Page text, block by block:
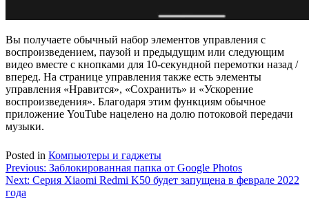
Вы получаете обычный набор элементов управления с
воспроизведением, паузой и предыдущим или следующим
видео вместе с кнопками для 10-секундной перемотки назад /
вперед. На странице управления также есть элементы
управления «Нравится», «Сохранить» и «Ускорение
воспроизведения». Благодаря этим функциям обычное
приложение YouTube нацелено на долю потоковой передачи
музыки.
Posted in Компьютеры и гаджеты
Навигация
по
Previous: Заблокированная папка от Google Photos
Next: Серия Xiaomi Redmi K50 будет запущена в феврале 2022
года